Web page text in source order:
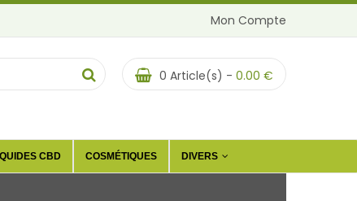
Mon Compte
0 Article(s) - 0.00 €
CBD COSMÉTIQUES DIVERS